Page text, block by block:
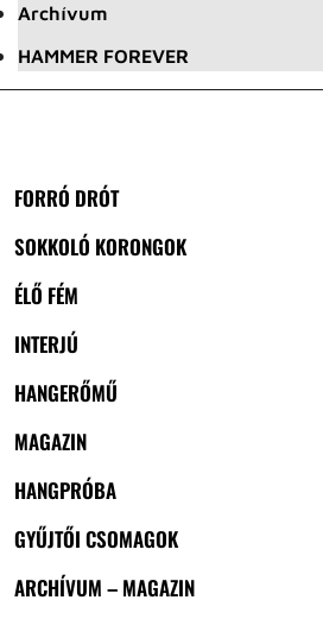
Archívum
HAMMER FOREVER
FORRÓ DRÓT
SOKKOLÓ KORONGOK
ÉLŐ FÉM
INTERJÚ
HANGERŐMŰ
MAGAZIN
HANGPRÓBA
GYŰJTŐI CSOMAGOK
ARCHÍVUM – MAGAZIN